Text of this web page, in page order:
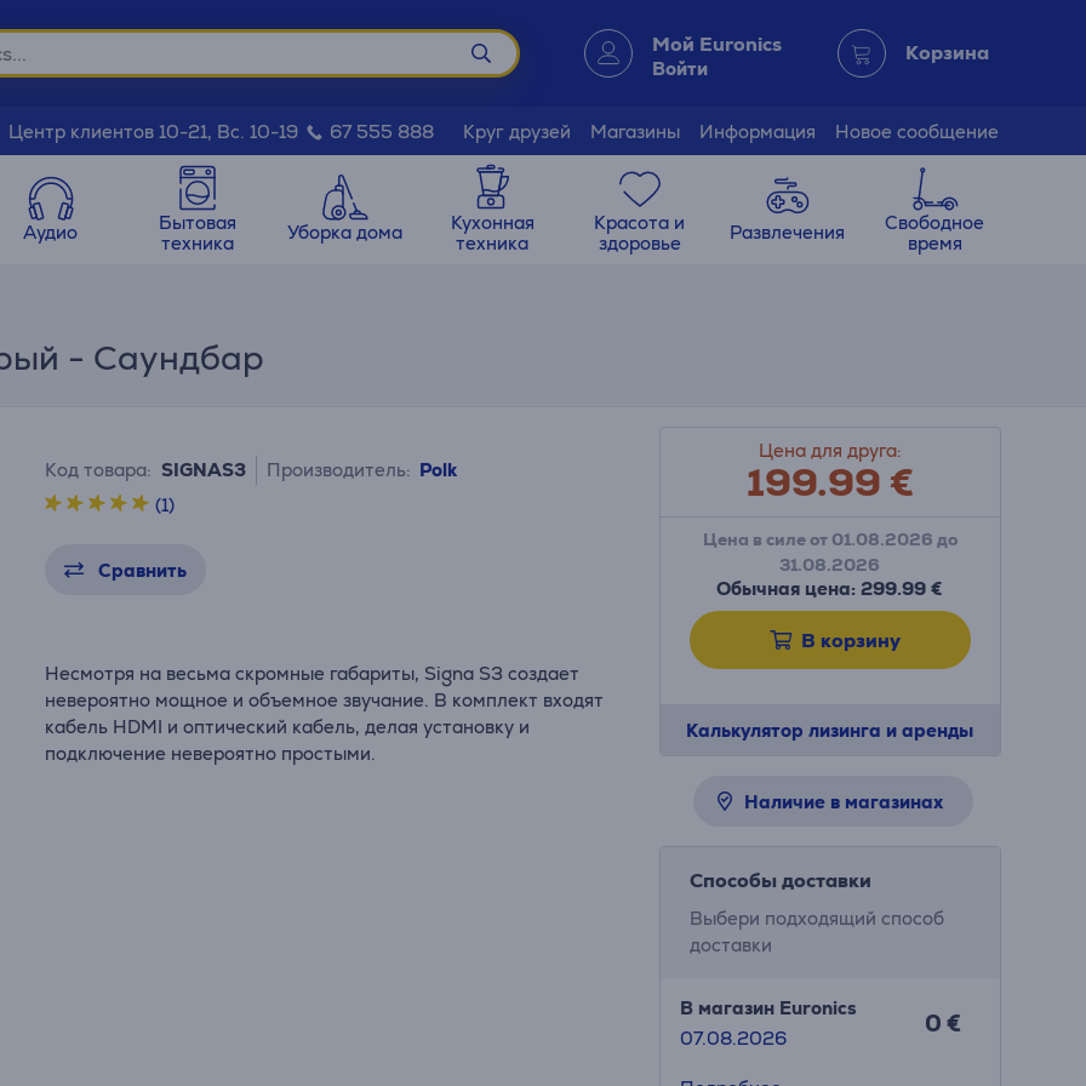
Мой Euronics
Войти
Корзина
Центр клиентов 10-21, Вс. 10-19 67 555 888 Круг друзей Магазины Информация Новое сообщение
Аудио
Бытовая
техника
Уборка дома
Кухонная
техника
Красота и
здоровье
Развлечения
Свободное
время
- Саундбар
Код товара: SIGNAS3 Производитель: Polk
(1)
Сравнить
Несмотря на весьма скромные габариты, Signa S3 создает
невероятно мощное и объемное звучание. В комплект входят
кабель HDMI и оптический кабель, делая установку и
подключение невероятно простыми.
Цена для друга:
199.99€
Цена в силе от 01.08.2026 до
31.08.2026
Обычная цена: 299.99 €
В корзину
Калькулятор лизинга и аренды
Наличие в магазинах
Способы доставки
Выбери подходящий способ
доставки
В магазин Euronics
07.08.2026
0 €